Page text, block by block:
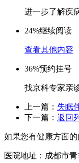
进一步了解疾
24%继续阅读
查看其他内容
36%预约挂号
找京科专家亲
上一篇： 失眠
下一篇： 返回
如果您有健康方面
医院地址：成都市